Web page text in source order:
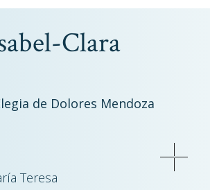
Clara
de Dolores Mendoza
Teresa